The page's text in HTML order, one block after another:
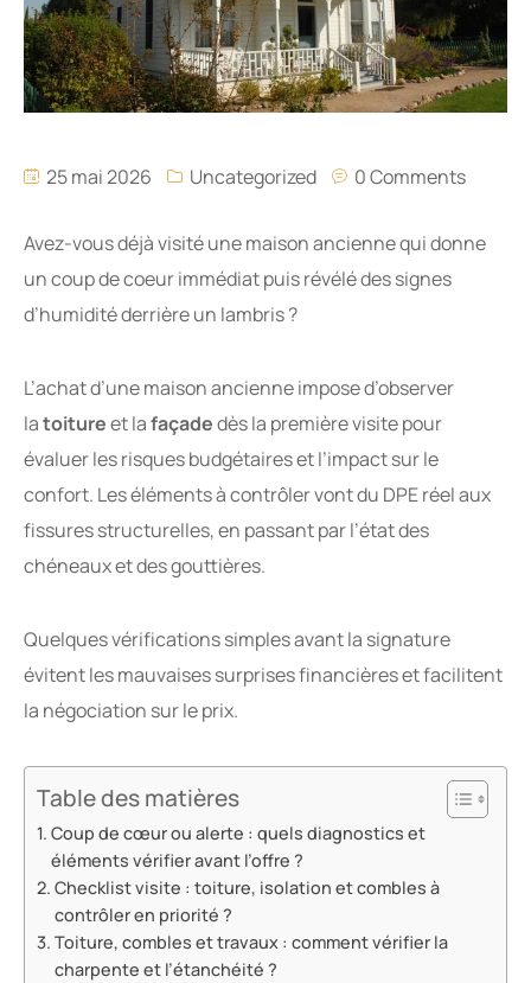
25 mai 2026 Uncategorized 0 Comments
Avez-vous déjà visité une maison ancienne qui donne
un coup de coeur immédiat puis révélé des signes
d’humidité derrière un lambris ?
L’achat d’une maison ancienne impose d’observer
latoitureet lafaçadedès la première visite pour
évaluer les risques budgétaires et l’impact sur le
confort. Les éléments à contrôler vont du DPE réel aux
fissures structurelles, en passant par l’état des
chéneaux et des gouttières.
Quelques vérifications simples avant la signature
évitent les mauvaises surprises financières et facilitent
la négociation sur le prix.
Table des matières
Coup de cœur ou alerte : quels diagnostics et
éléments vérifier avant l’offre ?
Checklist visite : toiture, isolation et combles à
contrôler en priorité ?
Toiture, combles et travaux : comment vérifier la
charpente et l’étanchéité ?